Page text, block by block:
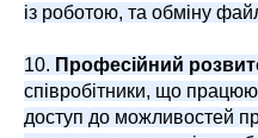
із роботою, та обміну
10. Професійний
співробітники, що
доступ до можливостей